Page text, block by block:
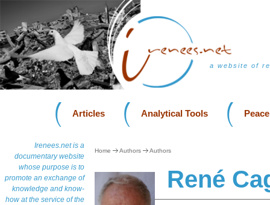
a website of
Articles Analytical Tools
Irenees.net is a
documentary website
whose purpose is to
promote an exchange of
knowledge and know-
how at the service of the
Home Authors Authors
René